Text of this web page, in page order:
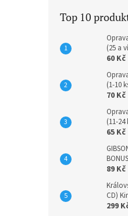
Top 10
(25 a
60 Kč
(1-10
70 Kč
(11-24
65 Kč
89 Kč
CD)
299